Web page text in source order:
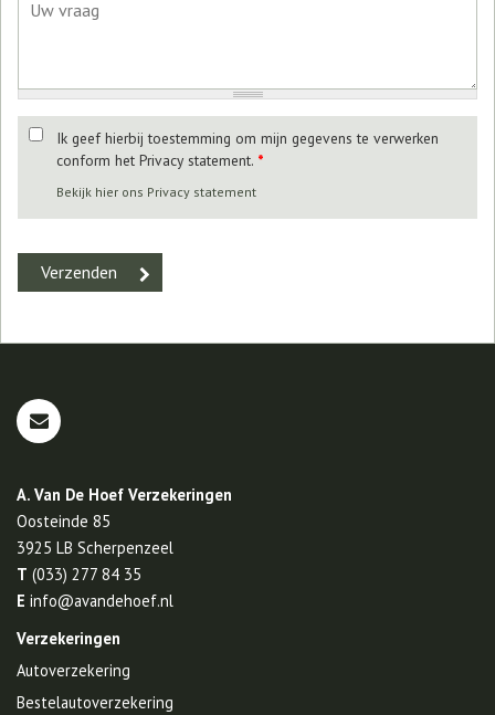
Ik geef hierbij toestemming om mijn gegevens te verwerken
conform het Privacy statement. *
Bekijk hier ons Privacy statement
A. Van De Hoef Verzekeringen
Oosteinde 85
3925 LB Scherpenzeel
T (033) 277 84 35
E info@avandehoef.nl
Verzekeringen
Autoverzekering
Bestelautoverzekering